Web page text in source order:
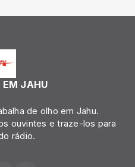
EM JAHU
de olho em Jahu.
ouvintes e traze-los para
rádio.